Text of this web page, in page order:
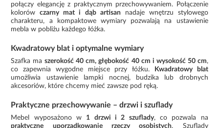
połączy elegancję z praktycznym przechowywaniem. Połączenie
kolorówczarny mat i dąb artisan nadaje wnętrzu stylowego
charakteru, a kompaktowe wymiary pozwalają na ustawienie
mebla w pobliżu każdego łóżka.
Kwadratowy blat i optymalne wymiary
Szafka maszerokość 40 cm, głębokość 40 cm i wysokość 50 cm,
co zapewnia wygodne miejsce przy łóżku.
Kwadratowy blat
umożliwia ustawienie lampki nocnej, budzika lub drobnych
akcesoriów, które chcemy mieć zawsze pod ręką.
Praktyczne przechowywanie – drzwi i szuflady
Mebel wyposażono w 1 drzwi i 2 szuflady, co pozwala na
praktyczne uporządkowanie rzeczy osobistych. Szuflady